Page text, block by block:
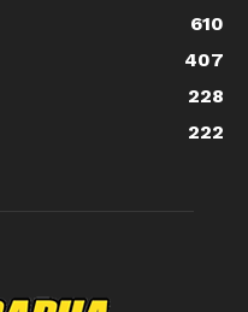
610
407
228
222